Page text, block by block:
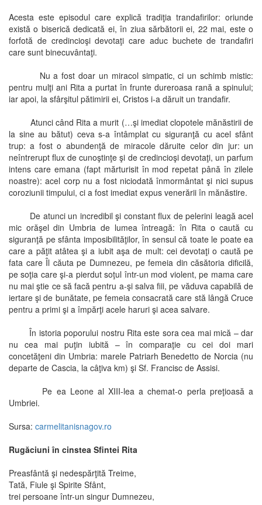
Acesta este episodul care explică tradiţia trandafirilor: oriunde
există o biserică dedicată ei, în ziua sărbătorii ei, 22 mai, este o
forfotă de credincioşi devotaţi care aduc buchete de trandafiri
care sunt binecuvântaţi.
Nu a fost doar un miracol simpatic, ci un schimb mistic:
pentru mulţi ani Rita a purtat în frunte dureroasa rană a spinului;
iar apoi, la sfârşitul pătimirii ei, Cristos i-a dăruit un trandafir.
Atunci când Rita a murit (…şi imediat clopotele mănăstirii de
la sine au bătut) ceva s-a întâmplat cu siguranţă cu acel sfânt
trup: a fost o abundenţă de miracole dăruite celor din jur: un
neîntrerupt flux de cunoştinţe şi de credincioşi devotaţi, un parfum
intens care emana (fapt mărturisit în mod repetat până în zilele
noastre): acel corp nu a fost niciodată înmormântat şi nici supus
coroziunii timpului, ci a fost imediat expus venerării în mănăstire.
De atunci un incredibil şi constant flux de pelerini leagă acel
mic orăşel din Umbria de lumea întreagă: în Rita o caută cu
siguranţă pe sfânta imposibilităţilor, în sensul că toate le poate ea
care a păţit atâtea şi a iubit aşa de mult: cei devotaţi o caută pe
fata care Îl căuta pe Dumnezeu, pe femeia din căsătoria dificilă,
pe soţia care şi-a pierdut soţul într-un mod violent, pe mama care
nu mai ştie ce să facă pentru a-şi salva fiii, pe văduva capabilă de
iertare şi de bunătate, pe femeia consacrată care stă lângă Cruce
pentru a primi şi a împărţi acele haruri şi acea salvare.
În istoria poporului nostru Rita este sora cea mai mică – dar
nu cea mai puţin iubită – în comparaţie cu cei doi mari
concetăţeni din Umbria: marele Patriarh Benedetto de Norcia (nu
departe de Cascia, la câţiva km) şi Sf. Francisc de Assisi.
Pe ea Leone al XIII-lea a chemat-o perla preţioasă a
Umbriei.
Sursa: carmelitanisnagov.ro
Rugăciuni în cinstea Sfintei Rita
Preasfântă şi nedespărţită Treime,
Tată, Fiule şi Spirite Sfânt,
trei persoane într-un singur Dumnezeu,